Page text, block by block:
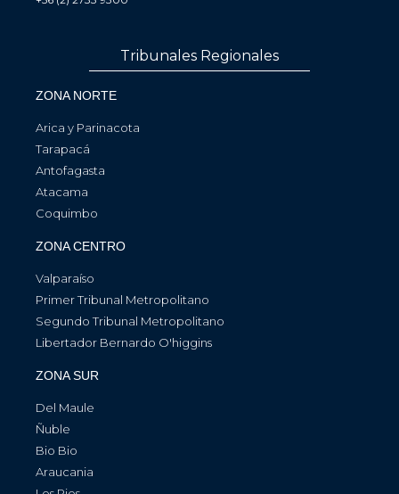
Tribunales Regionales
ZONA NORTE
Arica y Parinacota
Tarapacá
Antofagasta
Atacama
Coquimbo
ZONA CENTRO
Valparaíso
Primer Tribunal Metropolitano
Segundo Tribunal Metropolitano
Libertador Bernardo O'higgins
ZONA SUR
Del Maule
Ñuble
Bio Bio
Araucania